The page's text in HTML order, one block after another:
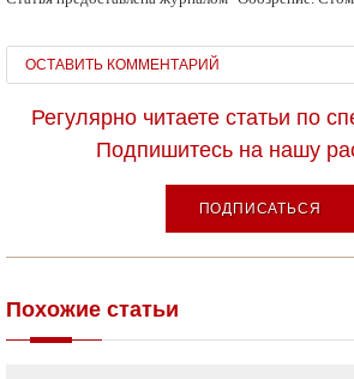
ОСТАВИТЬ КОММЕНТАРИЙ
Регулярно читаете статьи по
Подпишитесь на нашу
ПОДПИСАТЬСЯ
Похожие статьи